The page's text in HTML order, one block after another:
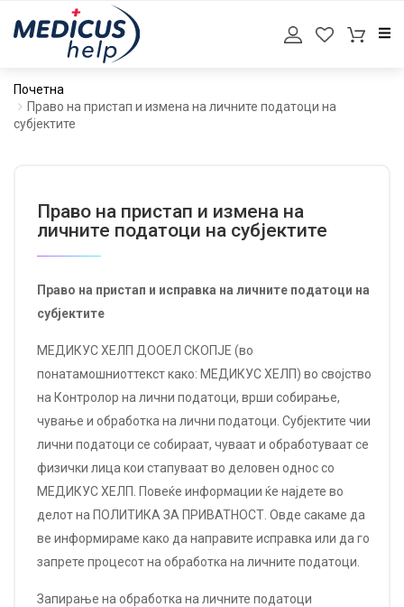
Почетна
Право на пристап и измена на личните податоци на
субјектите
Право на пристап и измена на
личните податоци на субјектите
Право на пристап и исправка на личните податоци на
субјектите
МЕДИКУС ХЕЛП ДООЕЛ СКОПЈЕ (во
понатамошниоттекст како: МЕДИКУС ХЕЛП) во својство
на Контролор на лични податоци, врши собирање,
чување и обработка на лични податоци. Субјектите чии
лични податоци се собираат, чуваат и обработуваат се
физички лица кои стапуваат во деловен однос со
МЕДИКУС ХЕЛП. Повеќе информации ќе најдете во
делот на ПОЛИТИКА ЗА ПРИВАТНОСТ. Овде сакаме да
ве информираме како да направите исправка или да го
запрете процесот на обработка на личните податоци.
Запирање на обработка на личните податоци